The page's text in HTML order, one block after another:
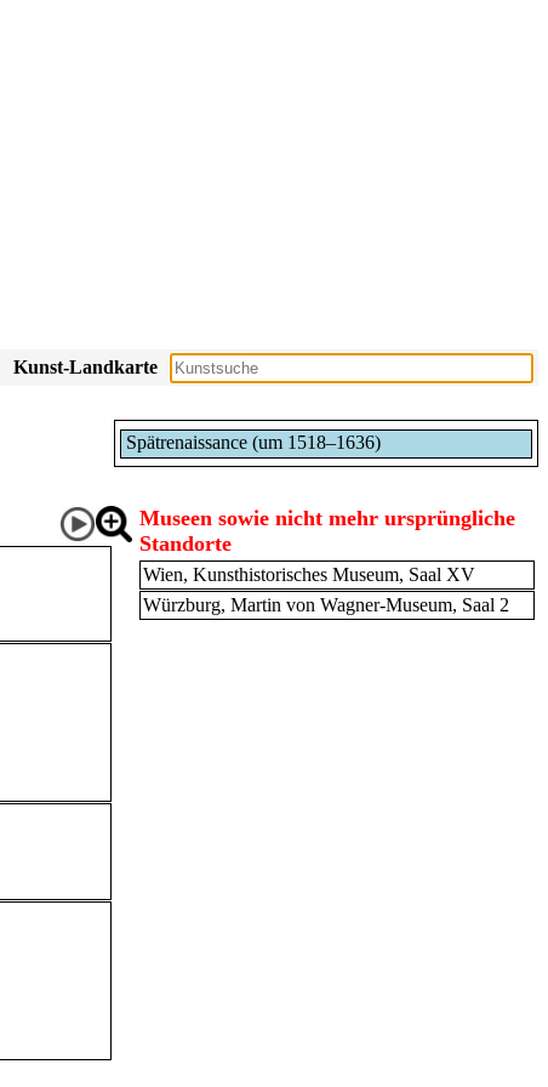
Kunst-Landkarte
Spätrenaissance (um 1518–1636)
Museen sowie nicht mehr ursprüngliche
Standorte
Wien, Kunsthistorisches Museum, Saal XV
Würzburg, Martin von Wagner-Museum, Saal 2